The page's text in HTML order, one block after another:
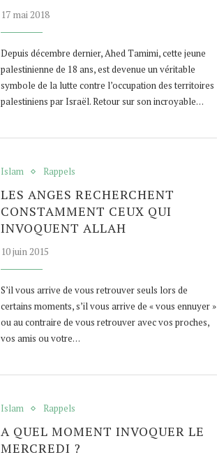
17 mai 2018
Depuis décembre dernier, Ahed Tamimi, cette jeune
palestinienne de 18 ans, est devenue un véritable
symbole de la lutte contre l’occupation des territoires
palestiniens par Israël. Retour sur son incroyable…
Islam Rappels
LES ANGES RECHERCHENT
CONSTAMMENT CEUX QUI
INVOQUENT ALLAH
10 juin 2015
S’il vous arrive de vous retrouver seuls lors de
certains moments, s’il vous arrive de « vous ennuyer »
ou au contraire de vous retrouver avec vos proches,
vos amis ou votre…
Islam Rappels
A QUEL MOMENT INVOQUER LE
MERCREDI ?